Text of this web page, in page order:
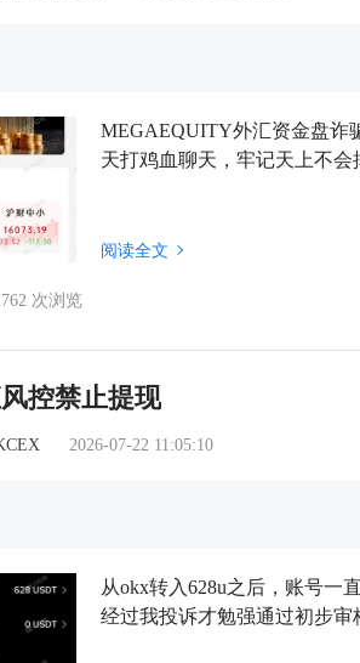
MEGAEQUITY外汇资金盘诈
天打鸡血聊天，牢记天上不会
阅读全文
次浏览
控禁止提现
2026-07-22 11:05:10
从okx转入628u之后，账号一
经过我投诉才勉强通过初步审